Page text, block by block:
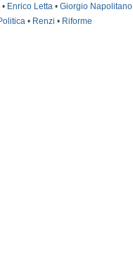
• Enrico Letta •Giorgio Napolitano
• Renzi • Riforme